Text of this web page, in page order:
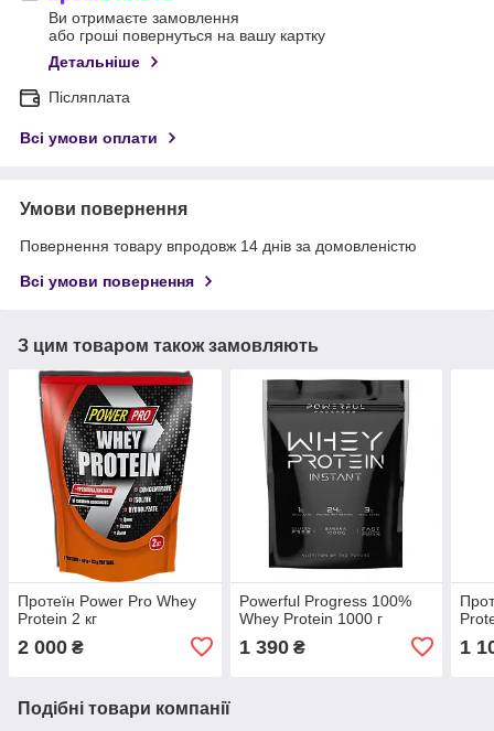
Ви отримаєте замовлення
або гроші повернуться на вашу картку
Детальніше
Післяплата
Всі умови оплати
Умови повернення
Повернення товару впродовж 14 днів за домовленістю
Всі умови повернення
З цим товаром також замовляють
Протеїн Power Pro Whey
Protein 2 кг
2 000 ₴
Powerful Progress 100%
Whey Protein 1000 г
1 390₴ 1
Подібні товари компанії